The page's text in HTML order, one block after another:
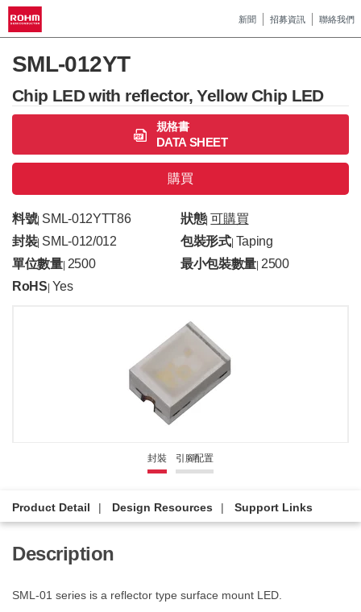
新聞 招募資訊 聯絡我們
SML-012YT
Chip LED with reflector, Yellow Chip LED
規格書
DATA SHEET
購買
料號| SML-012YTT86 狀態| 可購買
封裝| SML-012/012 包裝形式| Taping
單位數量| 2500 最小包裝數量 |2500
RoHS Yes
封裝 引腳配置
Product Detail Design Resources Support Links
Description
SML-01 series is a reflector type surface mount LED.